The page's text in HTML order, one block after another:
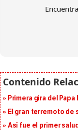
Primera gira del
El gran terremoto de
Así fue el primer